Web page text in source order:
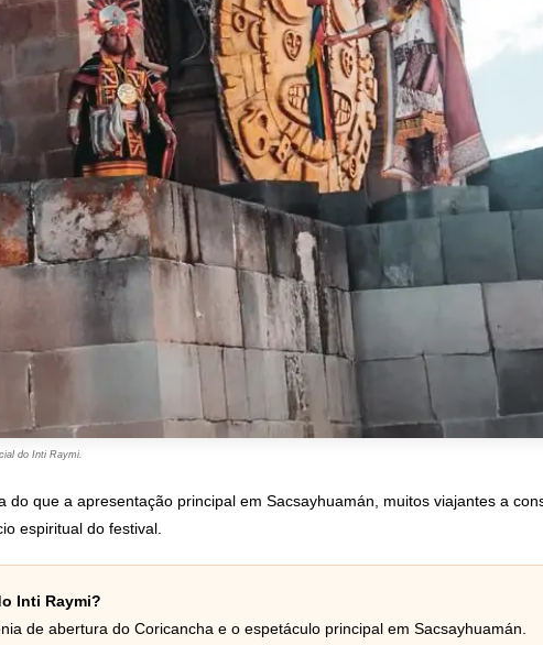
do Inti Raymi.
do que a apresentação principal em Sacsayhuamán, muitos viajantes a
espiritual do festival.
Inti Raymi?
de abertura do Coricancha e o espetáculo principal em Sacsayhuamán.